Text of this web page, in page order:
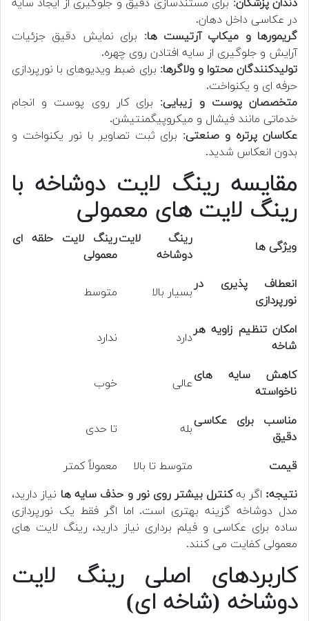
دندان پزشکان: برای مستندسازی دقیق و جلوگیری از ایجاد سایه
در عکاسی داخل دهان.
گریمورها و میکاپ آرتیست ها: برای نمایش دقیق جزئیات
آرایش و جلوگیری از سایه افتادن روی چهره.
تولیدکنندگان محتوا و ولاگرها: برای ضبط ویدیوهای با نورپردازی
حرفه ای و یکنواخت.
متخصصان پوست و زیبایی: برای کار روی پوست و انجام
خدماتی مانند فیشال و میکروپیگمنتیشن.
عکاسان پرتره و صنعتی: برای ثبت تصاویر با نور یکنواخت و
بدون انعکاس شدید.
مقایسه رینگ لایت دوشاخه با
رینگ لایت های معمولی
ویژگی ها
رینگ لایت
دوشاخه
رینگ لایت حلقه ای
معمولی
انعطاف پذیری در
نورپردازی
بسیار بالا متوسط
امکان تنظیم زاویه هر
شاخه
دارد ندارد
کاهش سایه های
ناخواسته
عالی خوب
مناسب برای عکاسی
دقیق
بله تا حدی
قیمت متوسط تا بالا
معمولاً کمتر
نتیجه: اگر بهکنترل بیشتر روی نور و حذف سایه ها نیاز دارید،
مدل دوشاخه گزینه بهتری است. اما اگر فقط یک نورپردازی
ساده برای عکاسی و فیلم برداری نیاز دارید، رینگ لایت های
معمولی کفایت می کنند.
کاربردهای اصلی رینگ لایت
دوشاخه (شاخه ای)